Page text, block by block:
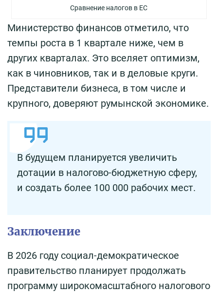
Сравнение налогов в ЕС
Министерство финансов отметило, что
темпы роста в 1 квартале ниже, чем в
других кварталах. Это вселяет оптимизм,
как в чиновников, так и в деловые круги.
Представители бизнеса, в том числе и
крупного, доверяют румынской экономике.
В будущем планируется увеличить
дотации в налогово-бюджетную сферу,
и создать более 100 000 рабочих мест.
Заключение
В 2026 году социал-демократическое
правительство планирует продолжать
программу широкомасштабного налогового